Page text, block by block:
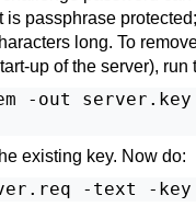
passphrase
long. To
up of the server), run
-out server.key
existing key. Now do:
-text -